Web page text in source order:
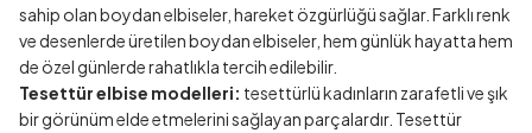
sahip olan boydan elbiseler, hareket özgürlüğü sağlar. Farklı renk
ve desenlerde üretilen boydan elbiseler, hem günlük hayatta hem
de özel günlerde rahatlıkla tercih edilebilir.
Tesettür elbise modelleri: tesettürlü kadınların zarafetli ve şık
bir görünüm elde etmelerini sağlayan parçalardır. Tesettür